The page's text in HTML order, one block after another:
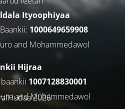
Ityoophiyaa
1000649659908
and Mohammedawol
Hijraa
1007128830001
and Muhammedawol
2026